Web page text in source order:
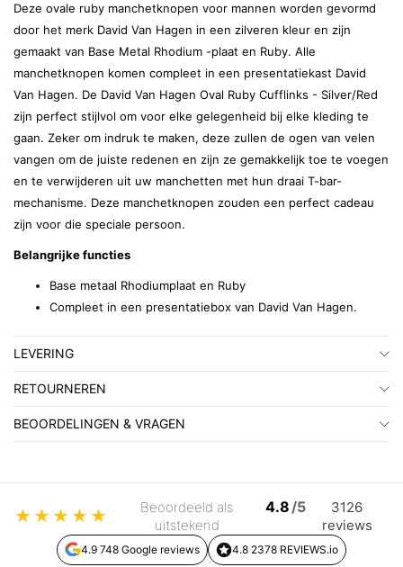
Deze ovale ruby ​​manchetknopen voor mannen worden gevormd
door het merk David Van Hagen in een zilveren kleur en zijn
gemaakt van Base Metal Rhodium -plaat en Ruby. Alle
manchetknopen komen compleet in een presentatiekast David
Van Hagen. De David Van Hagen Oval Ruby Cufflinks - Silver/Red
zijn perfect stijlvol om voor elke gelegenheid bij elke kleding te
gaan. Zeker om indruk te maken, deze zullen de ogen van velen
vangen om de juiste redenen en zijn ze gemakkelijk toe te voegen
en te verwijderen uit uw manchetten met hun draai T-bar-
mechanisme. Deze manchetknopen zouden een perfect cadeau
zijn voor die speciale persoon.
Belangrijke functies
Base metaal Rhodiumplaat en Ruby
Compleet in een presentatiebox van David Van Hagen.
LEVERING
RETOURNEREN
BEOORDELINGEN & VRAGEN
★ ★ ★ ★ ★
Beoordeeld als
uitstekend
4.8/5
3126
reviews
4.9 748 Google reviews 4.8 2378 REVIEWS.io